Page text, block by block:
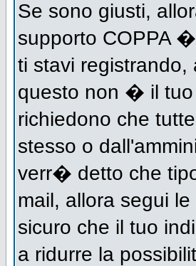
Se sono giusti,
supporto COPPA
ti stavi registrando,
questo non � il tuo
richiedono che
stesso o
verr� detto che
mail, allora segui
sicuro che il tuo
a ridurre la